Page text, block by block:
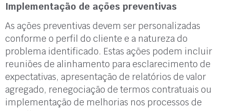
Implementação de ações preventivas
As ações preventivas devem ser personalizadas
conforme o perfil do cliente e a natureza do
problema identificado. Estas ações podem incluir
reuniões de alinhamento para esclarecimento de
expectativas, apresentação de relatórios de valor
agregado, renegociação de termos contratuais ou
implementação de melhorias nos processos de